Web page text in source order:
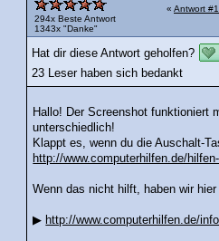
294x Beste Antwort
1343x "Danke"
« Antwort
Hat dir diese Antwort geholfen?
23 Leser haben sich bedankt
Hallo! Der Screenshot funktioniert
unterschiedlich!
Klappt es, wenn du die Auschalt-
http://www.computerhilfen.de/
Wenn das nicht hilft, haben wir
▶ http://www.computerhilfen.de/